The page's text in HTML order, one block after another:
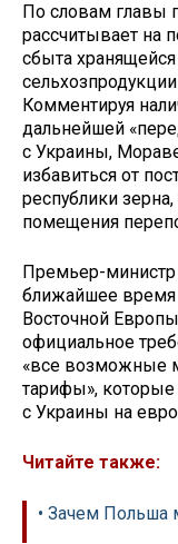
По словам главы
рассчитывает на
сбыта
Комментируя
дальнейшей
с Украины,
избавиться от
республики
помещения
Премьер-министр
ближайшее время
Восточной
официальное
«все возможные
тарифы», которые
с Украины на
Читайте также:
• Зачем